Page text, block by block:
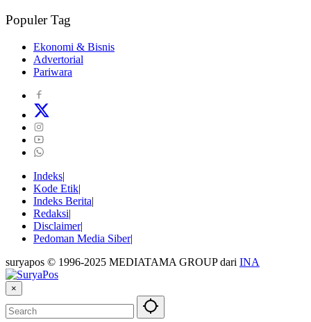
Populer Tag
Ekonomi & Bisnis
Advertorial
Pariwara
Indeks
Kode Etik
Indeks Berita
Redaksi
Disclaimer
Pedoman Media Siber
suryapos © 1996-2025 MEDIATAMA GROUP dari INA
×